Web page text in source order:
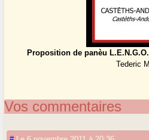
Proposition de panèu
Tederic
Vos commentaires